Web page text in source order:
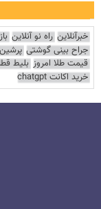
خبرآنلاین راه نو آنلاین
جراح بینی گوشتی
قیمت طلا امروز بلیط
خرید اکانت chatgpt